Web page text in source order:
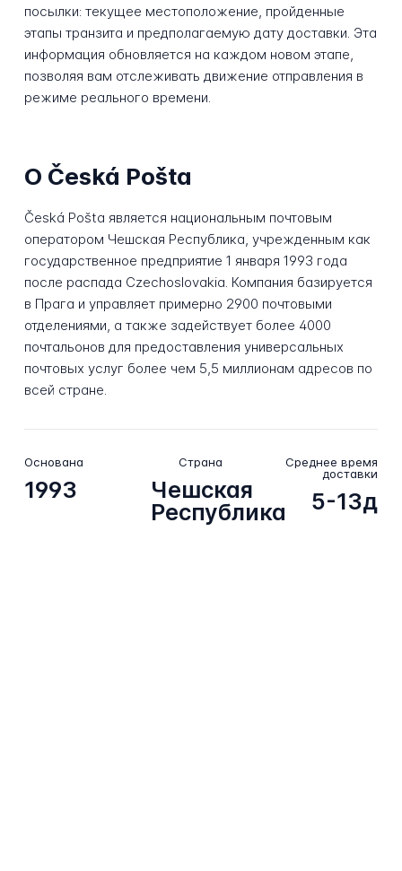
посылки: текущее местоположение, пройденные
этапы транзита и предполагаемую дату доставки. Эта
информация обновляется на каждом новом этапе,
позволяя вам отслеживать движение отправления в
режиме реального времени.
О Česká Pošta
Česká Pošta является национальным почтовым
оператором Чешская Республика, учрежденным как
государственное предприятие 1 января 1993 года
после распада Czechoslovakia. Компания базируется
в Прага и управляет примерно 2900 почтовыми
отделениями, а также задействует более 4000
почтальонов для предоставления универсальных
почтовых услуг более чем 5,5 миллионам адресов по
всей стране.
Основана
1993
Страна
Чешская
Республика
Среднее время
доставки
5-13д